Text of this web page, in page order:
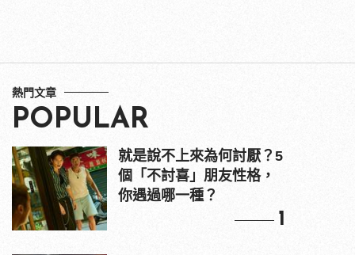
熱門文章
POPULAR
就是說不上來為何討厭？5
個「不討喜」朋友性格，
你遇過哪一種？
1